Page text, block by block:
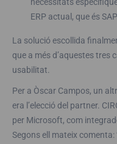
ERP actual, que és SAP.
La solució escollida
que a més d’aquestes
usabilitat.
Per a Òscar Campos, un
era l’elecció del partner.
per Microsoft, com
Segons ell mateix comenta: